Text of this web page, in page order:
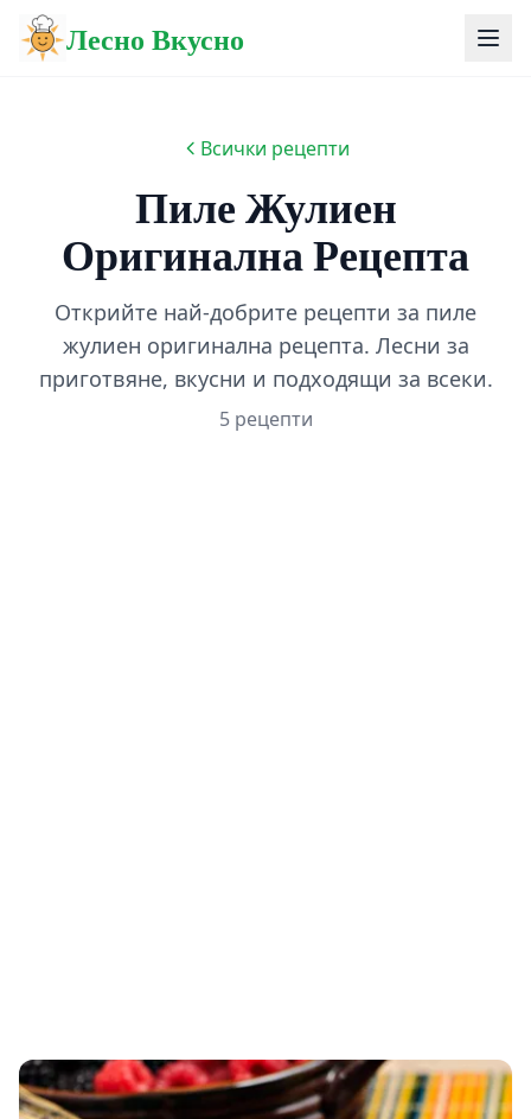
Лесно Вкусно
Всички рецепти
Пиле Жулиен
Оригинална Рецепта
Открийте най-добрите рецепти за пиле
жулиен оригинална рецепта. Лесни за
приготвяне, вкусни и подходящи за всеки.
5 рецепти